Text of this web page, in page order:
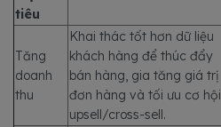
tiêu
Tăng
doanh
thu
Khai thác tốt hơn dữ liệu
khách hàng để thúc đẩy
bán hàng, gia tăng giá trị
đơn hàng và tối ưu cơ hội
upsell/cross-sell.